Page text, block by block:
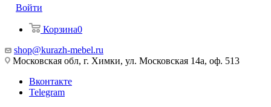
Войти
Корзина0
shop@kurazh-mebel.ru
Московская обл, г. Химки, ул. Московская 14а, оф. 513
Вконтакте
Telegram